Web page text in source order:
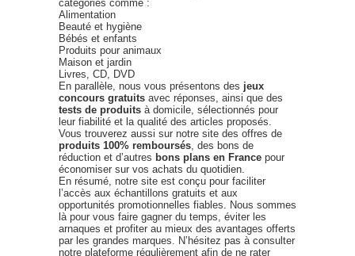
catégories comme :
Alimentation
Beauté et hygiène
Bébés et enfants
Produits pour animaux
Maison et jardin
Livres, CD, DVD
En parallèle, nous vous présentons des jeux
concours gratuits avec réponses, ainsi que des
tests de produits à domicile, sélectionnés pour
leur fiabilité et la qualité des articles proposés.
Vous trouverez aussi sur notre site des offres de
produits 100% remboursés , des bons de
réduction et d’autres bons plans en France pour
économiser sur vos achats du quotidien.
En résumé, notre site est conçu pour faciliter
l’accès aux échantillons gratuits et aux
opportunités promotionnelles fiables. Nous sommes
là pour vous faire gagner du temps, éviter les
arnaques et profiter au mieux des avantages offerts
par les grandes marques. N’hésitez pas à consulter
notre plateforme régulièrement afin de ne rater